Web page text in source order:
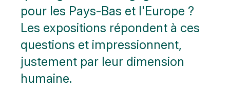
pour les Pays-Bas et l'Europe ?
Les expositions répondent à ces
questions et impressionnent,
justement par leur dimension
humaine.